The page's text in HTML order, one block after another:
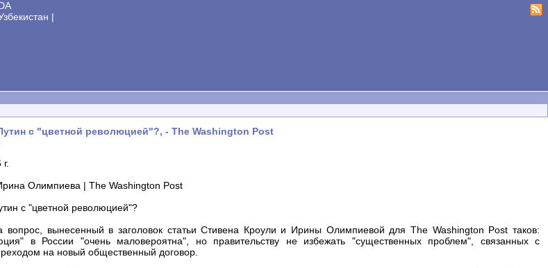
|
с "цветной революцией"?, - The Washington Post
Олимпиева | The Washington Post
с "цветной революцией"?
вопрос, вынесенный в заголовок статьи Стивена Кроули и Ирины Олимпиевой для The Washington Post таков:
в России "очень маловероятна", но правительству не избежать "существенных проблем", связанных с
на новый общественный договор.